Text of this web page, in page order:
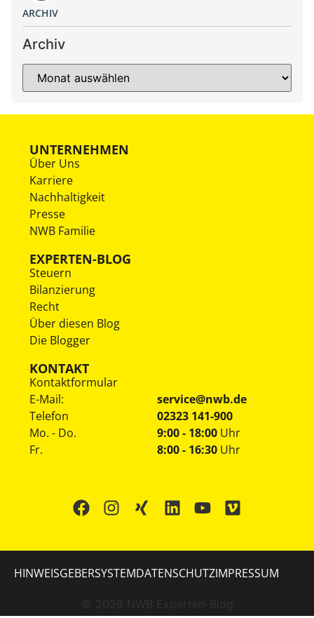
ARCHIV
Archiv
UNTERNEHMEN
Über Uns
Karriere
Nachhaltigkeit
Presse
NWB Familie
EXPERTEN-BLOG
Steuern
Bilanzierung
Recht
Über diesen Blog
Die Blogger
KONTAKT
Kontaktformular
E-Mail:
service@nwb.de
Telefon
02323 141-900
Mo. - Do.
Fr.
9:00 - 18:00 Uhr
8:00 - 16:30 Uhr
© 2026 NWB Experten-Blog
HINWEISGEBERSYSTEMDATENSCHUTZIMPRESSUM